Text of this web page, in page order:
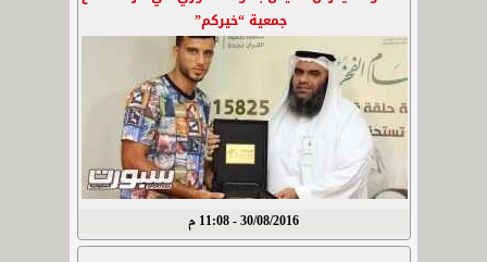
جمعية “خيركم”
30/08/2016 - 11:08 م